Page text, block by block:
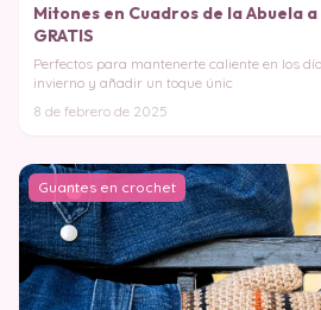
Mitones en Cuadros de la Abuela a
GRATIS
Perfectos para mantenerte caliente en los
invierno y añadir un toque únic
8 de febrero de 2025
Guantes en crochet